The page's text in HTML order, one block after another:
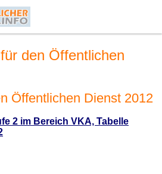
den Öffentlichen
Öffentlichen Dienst 2012
2 im Bereich VKA, Tabelle